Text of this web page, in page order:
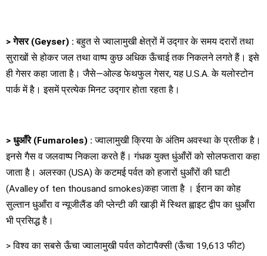
>गेसर (Geyser) : बहुत से ज्वालामुखी क्षेत्रों में उद्गार के समय दरारों तथा
सुराखों से होकर जल तथा वाष्प कुछ अधिक ऊँचाई तक निकलने लगते हैं। इसे
ही गेसर कहा जाता है। जैसे—ओल्ड फेथफुल गेसर, यह U.S.A. के यलोस्टोन
पार्क में है। इसमें प्रत्येक मिनट उद्गार होता रहता है।
> धुआँरे (Fumaroles) : ज्वालामुखी क्रिया के अंतिम अवस्था के प्रतीक है।
इनसे गैस व जलवाष्प निकला करते हैं। गंधक युक्त धुंआँरों को सोलफतारा कहा
जाता है। अलस्का (USA) के कटमई पर्वत को हजारों धुआँरों की घाटी
(Avalley of ten thousand smokes)कहा जाता है । ईरान का कोह
सुल्तान धुआँरा व न्यूजीलैंड की प्लेन्टी की खाड़ी में स्थित ह्वाइट द्वीप का धुआँरा
भी प्रसिद्ध है।
> विश्व का सबसे ऊँचा ज्वालामुखी पर्वत कोटापैक्सी (ऊँचा 19,613 फीट)